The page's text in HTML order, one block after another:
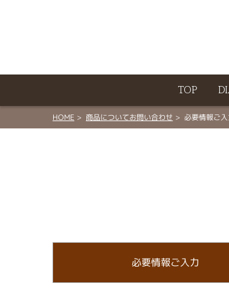
TOP
HOME 商品についてお問い合わせ 必要情報ご入
必要情報ご入力